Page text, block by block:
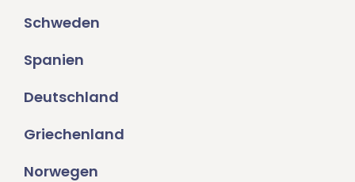
Schweden
Spanien
Deutschland
Griechenland
Norwegen